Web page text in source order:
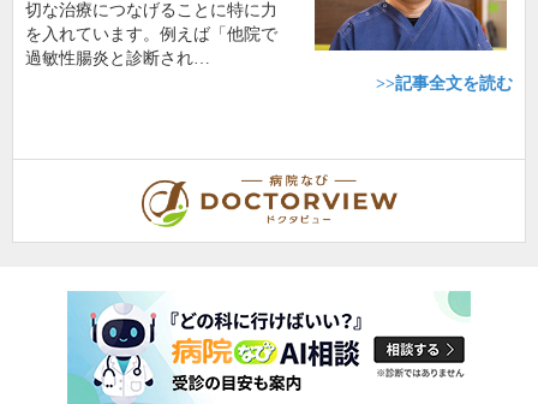
切な治療につなげることに特に力
を入れています。例えば「他院で
過敏性腸炎と診断され…
>>記事全文を読む